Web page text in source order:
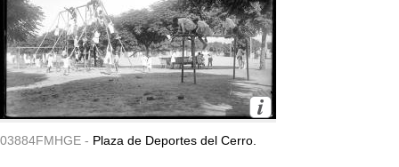
03884FMHGE - Plaza de Deportes del Cerro.